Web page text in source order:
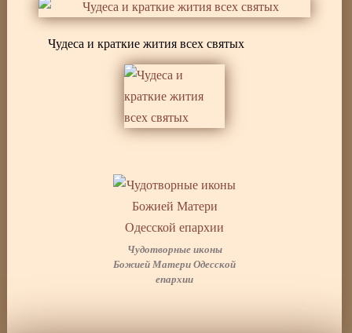
Чудеса и краткие жития всех святых
Чудотворные иконы
Божией Матери Одесской
епархии